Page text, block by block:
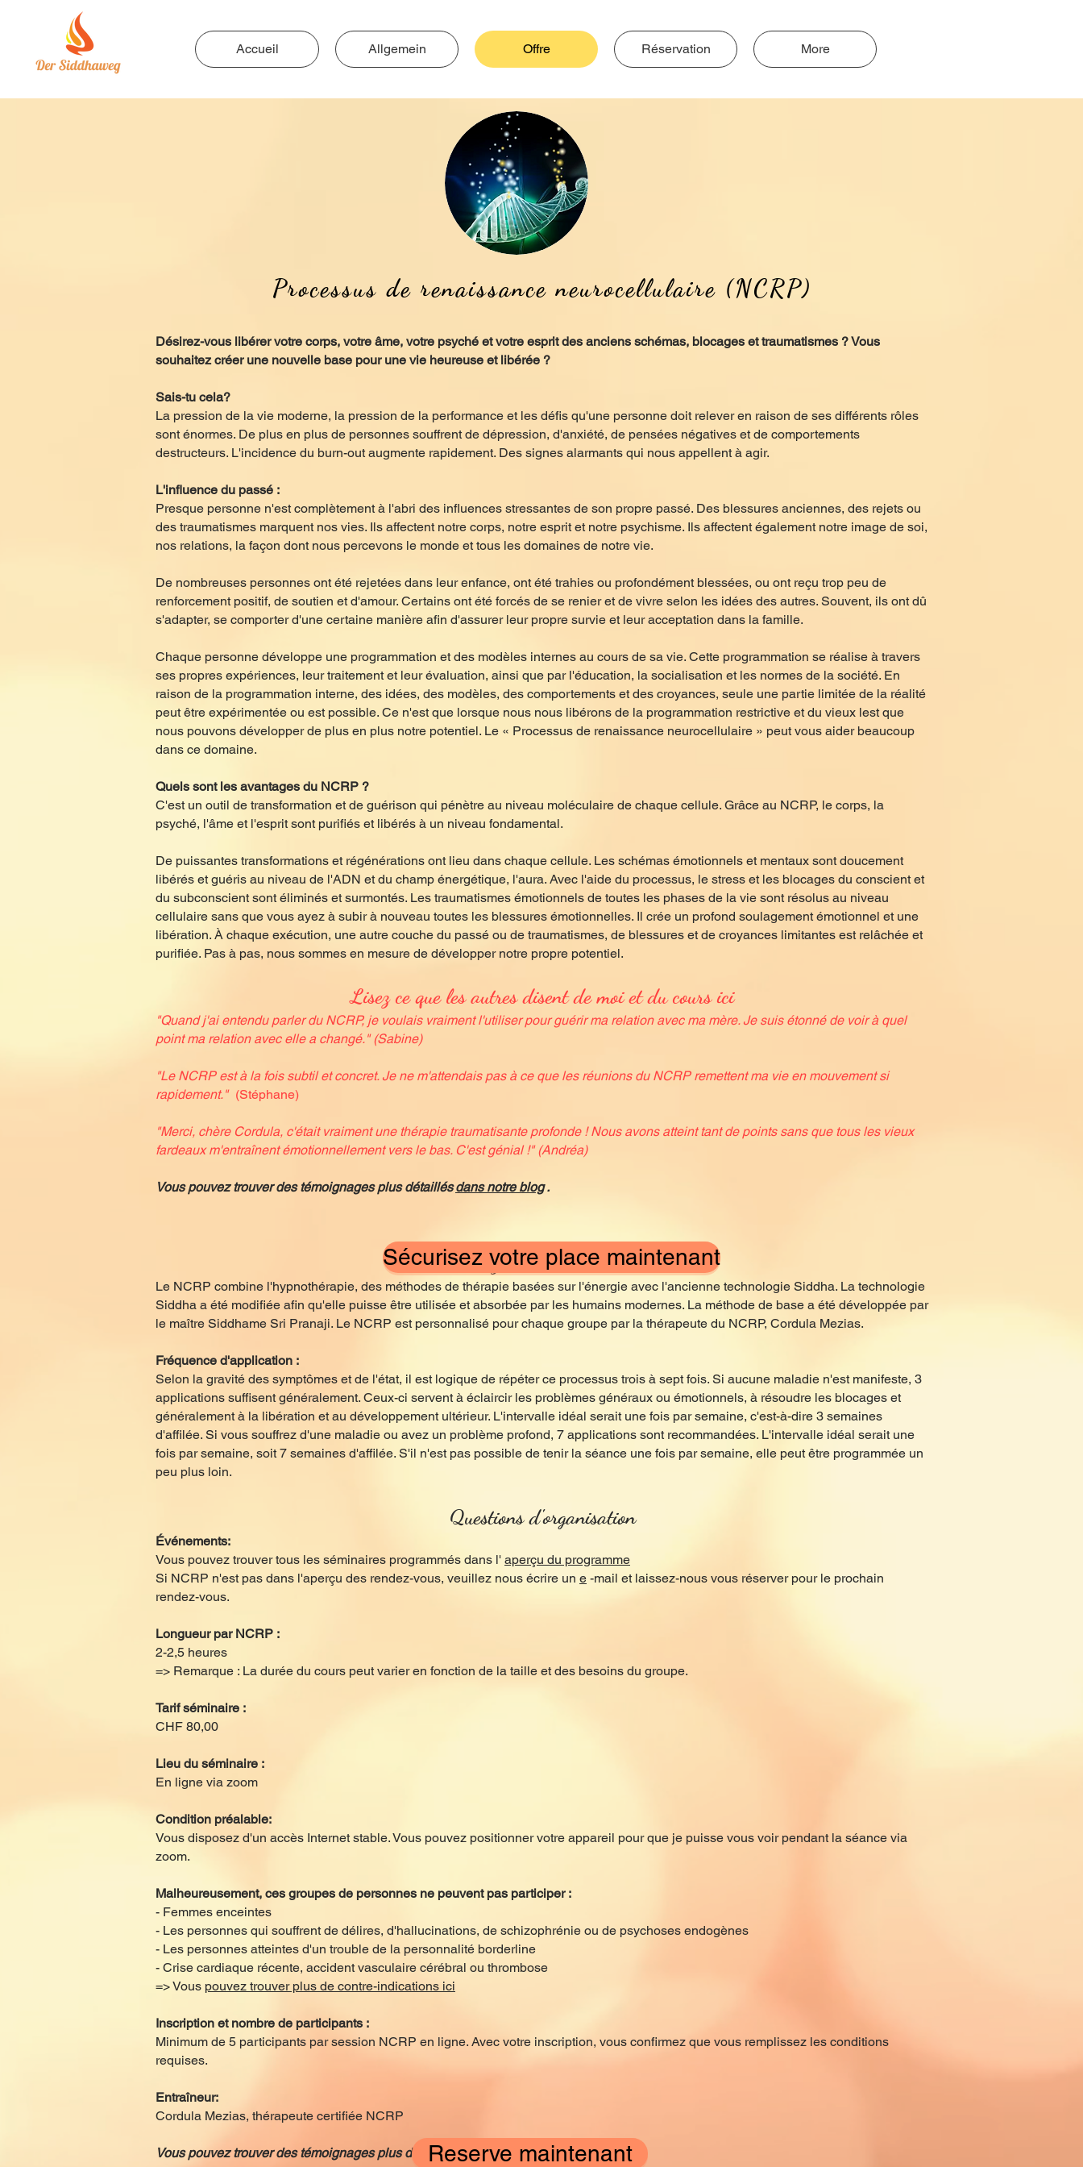
Accueil Allgemein Offre Réservation More
Processus de renaissance neurocellulaire (NCRP)
Désirez-vous libérer votre corps, votre âme, votre psyché et votre esprit des anciens schémas, blocages et traumatismes ? Vous
souhaitez créer une nouvelle base pour une vie heureuse et libérée ?
Sais-tu cela?
La pression de la vie moderne, la pression de la performance et les défis qu'une personne doit relever en raison de ses différents rôles
sont énormes. De plus en plus de personnes souffrent de dépression, d'anxiété, de pensées négatives et de comportements
destructeurs. L'incidence du burn-out augmente rapidement. Des signes alarmants qui nous appellent à agir.
L'influence du passé :
Presque personne n'est complètement à l'abri des influences stressantes de son propre passé. Des blessures anciennes, des rejets ou
des traumatismes marquent nos vies. Ils affectent notre corps, notre esprit et notre psychisme. Ils affectent également notre image de soi,
nos relations, la façon dont nous percevons le monde et tous les domaines de notre vie.
De nombreuses personnes ont été rejetées dans leur enfance, ont été trahies ou profondément blessées, ou ont reçu trop peu de
renforcement positif, de soutien et d'amour. Certains ont été forcés de se renier et de vivre selon les idées des autres. Souvent, ils ont dû
s'adapter, se comporter d'une certaine manière afin d'assurer leur propre survie et leur acceptation dans la famille.
Chaque personne développe une programmation et des modèles internes au cours de sa vie. Cette programmation se réalise à travers
ses propres expériences, leur traitement et leur évaluation, ainsi que par l'éducation, la socialisation et les normes de la société. En
raison de la programmation interne, des idées, des modèles, des comportements et des croyances, seule une partie limitée de la réalité
peut être expérimentée ou est possible. Ce n'est que lorsque nous nous libérons de la programmation restrictive et du vieux lest que
nous pouvons développer de plus en plus notre potentiel. Le « Processus de renaissance neurocellulaire » peut vous aider beaucoup
dans ce domaine.
Quels sont les avantages du NCRP ?
C'est un outil de transformation et de guérison qui pénètre au niveau moléculaire de chaque cellule. Grâce au NCRP, le corps, la
psyché, l'âme et l'esprit sont purifiés et libérés à un niveau fondamental.
De puissantes transformations et régénérations ont lieu dans chaque cellule. Les schémas émotionnels et mentaux sont doucement
libérés et guéris au niveau de l'ADN et du champ énergétique, l'aura. Avec l'aide du processus, le stress et les blocages du conscient et
du subconscient sont éliminés et surmontés. Les traumatismes émotionnels de toutes les phases de la vie sont résolus au niveau
cellulaire sans que vous ayez à subir à nouveau toutes les blessures émotionnelles. Il crée un profond soulagement émotionnel et une
libération. À chaque exécution, une autre couche du passé ou de traumatismes, de blessures et de croyances limitantes est relâchée et
purifiée. Pas à pas, nous sommes en mesure de développer notre propre potentiel.
Lisez ce que les autres disent de moi et du cours ici
"Quand j'ai entendu parler du NCRP, je voulais vraiment l'utiliser pour guérir ma relation avec ma mère. Je suis étonné de voir à quel
point ma relation avec elle a changé." (Sabine)
"Le NCRP est à la fois subtil et concret. Je ne m'attendais pas à ce que les réunions du NCRP remettent ma vie en mouvement si
rapidement." (Stéphane)
"Merci, chère Cordula, c'était vraiment une thérapie traumatisante profonde ! Nous avons atteint tant de points sans que tous les vieux
fardeaux m'entraînent émotionnellement vers le bas. C'est génial !" (Andréa)
Vous pouvez trouver des témoignages plus détaillés dans notre blog .
Découvrez les secrets du NCRP
Le NCRP combine l'hypnothérapie, des méthodes de thérapie basées sur l'énergie avec l'ancienne technologie Siddha. La technologie
Siddha a été modifiée afin qu'elle puisse être utilisée et absorbée par les humains modernes. La méthode de base a été développée par
le maître Siddhame Sri Pranaji. Le NCRP est personnalisé pour chaque groupe par la thérapeute du NCRP, Cordula Mezias.
Fréquence d'application :
Selon la gravité des symptômes et de l'état, il est logique de répéter ce processus trois à sept fois. Si aucune maladie n'est manifeste, 3
applications suffisent généralement. Ceux-ci servent à éclaircir les problèmes généraux ou émotionnels, à résoudre les blocages et
généralement à la libération et au développement ultérieur. L'intervalle idéal serait une fois par semaine, c'est-à-dire 3 semaines
d'affilée. Si vous souffrez d'une maladie ou avez un problème profond, 7 applications sont recommandées. L'intervalle idéal serait une
fois par semaine, soit 7 semaines d'affilée. S'il n'est pas possible de tenir la séance une fois par semaine, elle peut être programmée un
peu plus loin.
Questions d'organisation
Événements:
Vous pouvez trouver tous les séminaires programmés dans l' aperçu du programme
Si NCRP n'est pas dans l'aperçu des rendez-vous, veuillez nous écrire un e -mail et laissez-nous vous réserver pour le prochain
rendez-vous.
Longueur par NCRP :
2-2,5 heures
=> Remarque : La durée du cours peut varier en fonction de la taille et des besoins du groupe.
Tarif séminaire :
CHF 80,00
Lieu du séminaire :
En ligne via zoom
Condition préalable:
Vous disposez d'un accès Internet stable. Vous pouvez positionner votre appareil pour que je puisse vous voir pendant la séance via
zoom.
Malheureusement, ces groupes de personnes ne peuvent pas participer :
- Femmes enceintes
- Les personnes qui souffrent de délires, d'hallucinations, de schizophrénie ou de psychoses endogènes
- Les personnes atteintes d'un trouble de la personnalité borderline
- Crise cardiaque récente, accident vasculaire cérébral ou thrombose
=> Vous pouvez trouver plus de contre-indications ici
Inscription et nombre de participants :
Minimum de 5 participants par session NCRP en ligne. Avec votre inscription, vous confirmez que vous remplissez les conditions
requises.
Entraîneur:
Cordula Mezias, thérapeute certifiée NCRP
Vous pouvez trouver des témoignages plus détaillésdans notre blog.
Reserve maintenant
Sécurisez votre place maintenant